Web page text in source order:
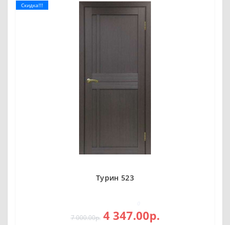
Скидка!!!
Турин 523
7 000.00р. 4 347.00р.